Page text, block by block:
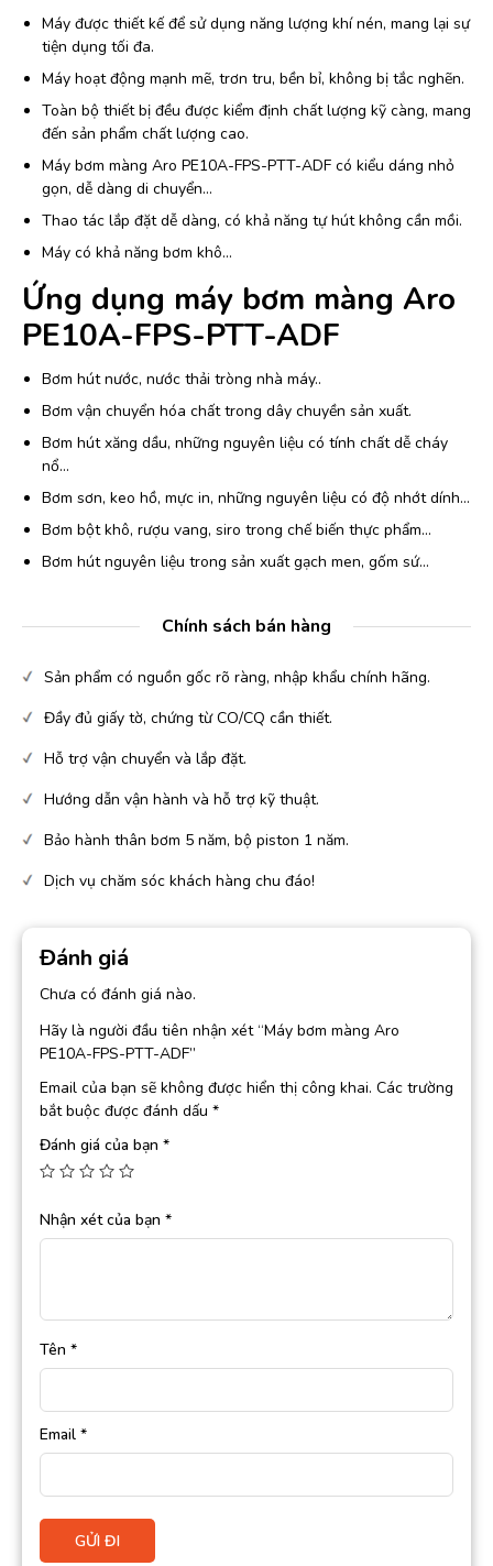
Máy được thiết kế để sử dụng năng lượng khí nén, mang lại sự
tiện dụng tối đa.
Máy hoạt động mạnh mẽ, trơn tru, bền bỉ, không bị tắc nghẽn.
Toàn bộ thiết bị đều được kiểm định chất lượng kỹ càng, mang
đến sản phẩm chất lượng cao.
Máy bơm màng Aro PE10A-FPS-PTT-ADF có kiểu dáng nhỏ
gọn, dễ dàng di chuyển…
Thao tác lắp đặt dễ dàng, có khả năng tự hút không cần mồi.
Máy có khả năng bơm khô…
Ứng dụng máy bơm màng Aro
PE10A-FPS-PTT-ADF
Bơm hút nước, nước thải tròng nhà máy..
Bơm vận chuyển hóa chất trong dây chuyền sản xuất.
Bơm hút xăng dầu, những nguyên liệu có tính chất dễ cháy
nổ…
Bơm sơn, keo hồ, mực in, những nguyên liệu có độ nhớt dính…
Bơm bột khô, rượu vang, siro trong chế biến thực phẩm…
Bơm hút nguyên liệu trong sản xuất gạch men, gốm sứ…
Chính sách bán hàng
Sản phẩm có nguồn gốc rõ ràng, nhập khẩu chính hãng.
Đầy đủ giấy tờ, chứng từ CO/CQ cần thiết.
Hỗ trợ vận chuyển và lắp đặt.
Hướng dẫn vận hành và hỗ trợ kỹ thuật.
Bảo hành thân bơm 5 năm, bộ piston 1 năm.
Dịch vụ chăm sóc khách hàng chu đáo!
Đánh giá
Chưa có đánh giá nào.
Hãy là người đầu tiên nhận xét “Máy bơm màng Aro
PE10A-FPS-PTT-ADF”
Email của bạn sẽ không được hiển thị công khai. Các trường
bắt buộc được đánh dấu *
Đánh giá của bạn *
Nhận xét của bạn *
Tên *
Email *